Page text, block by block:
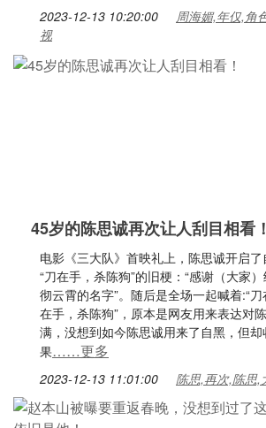
2023-12-13 10:20:00
周海媚,年仅,角
视
45岁的陈思诚再次让人刮目相看！
电影《三大队》首映礼上，陈思诚开启
“刀在手，杀陈狗”的旧梗：“感谢（大家
彻云霄的名字”。随后是全场一起喊着:“刀
在手，杀陈狗”，原本是网友用来表达对
满，没想到如今陈思诚用来了自黑，但
果……更多
2023-12-13 11:01:00 陈思,再次,陈思,